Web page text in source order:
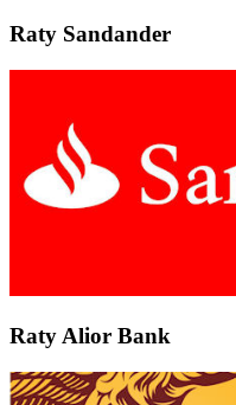
Raty Sandander
Raty Alior Bank